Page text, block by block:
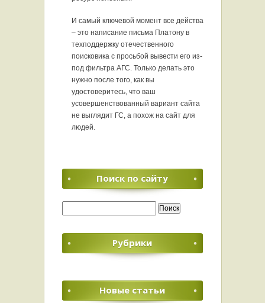
И самый ключевой момент все действа
– это написание письма Платону в
техподдержку отечественного
поисковика с просьбой вывести его из-
под фильтра АГС. Только делать это
нужно после того, как вы
удостоверитесь, что ваш
усовершенствованный вариант сайта
не выглядит ГС, а похож на сайт для
людей.
Поиск по сайту
Рубрики
Новые статьи